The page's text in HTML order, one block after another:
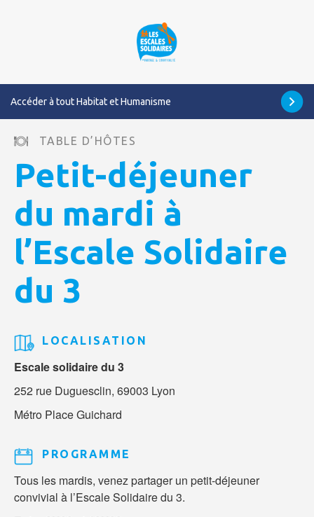
Accéder à tout Habitat et Humanisme
TABLE D’HÔTES
Petit-déjeuner
du mardi à
l’Escale Solidaire
du 3
LOCALISATION
Escale solidaire du 3
252 rue Duguesclin, 69003 Lyon
Métro Place Guichard
PROGRAMME
Tous les mardis, venez partager un petit-déjeuner
convivial à l’Escale Solidaire du 3.